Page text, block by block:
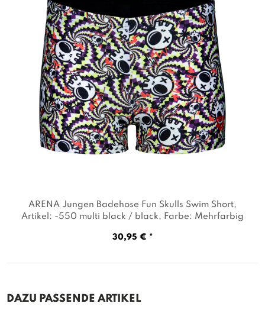
ARENA Jungen Badehose Fun Skulls Swim Short,
Artikel: -550 multi black / black, Farbe: Mehrfarbig
30,95 € *
DAZU PASSENDE ARTIKEL